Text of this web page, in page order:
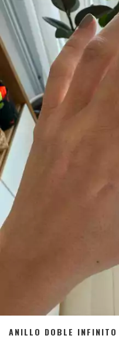
ANILLO DOBLE INFINITO